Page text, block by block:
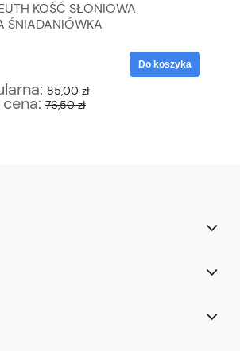
KOŚĆ SŁONIOWA
ŚNIADANIÓWKA
85,00 zł
76,50 zł
Do koszyka